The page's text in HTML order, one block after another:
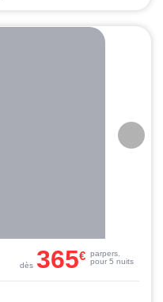
dès 365€ parpers.
pour 5 nuits